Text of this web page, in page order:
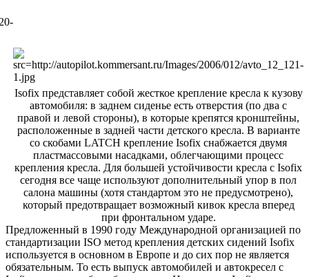
Isofix представляет собой жесткое крепление кресла к кузову
автомобиля: в заднем сиденье есть отверстия (по два с
правой и левой стороны), в которые крепятся кронштейны,
расположенные в задней части детского кресла. В варианте
со скобами LATCH крепление Isofix снабжается двумя
пластмассовыми насадками, облегчающими процесс
крепления кресла. Для большей устойчивости кресла с Isofix
сегодня все чаще используют дополнительный упор в пол
салона машины (хотя стандартом это не предусмотрено),
который предотвращает возможный кивок кресла вперед
при фронтальном ударе.
Предложенный в 1990 году Международной организацией по
стандартизации ISO метод крепления детских сидений Isofix
используется в основном в Европе и до сих пор не является
обязательным. То есть выпуск автомобилей и автокресел с